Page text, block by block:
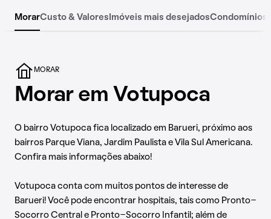
MorarCusto & Valores Imóveis mais desejadosCondomínios
MORAR
Morar em Votupoca
O bairro Votupoca fica localizado em Barueri, próximo aos
bairros Parque Viana, Jardim Paulista e Vila Sul Americana.
Confira mais informações abaixo!
Votupoca conta com muitos pontos de interesse de
Barueri! Você pode encontrar hospitais, tais como Pronto-
Socorro Central e Pronto-Socorro Infantil; além de